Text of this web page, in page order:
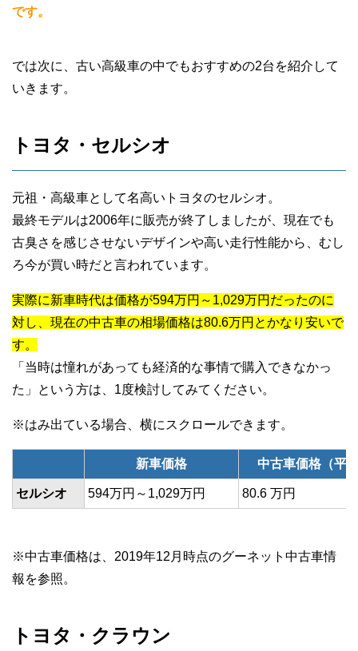
です。
では次に、古い高級車の中でもおすすめの2台を紹介して
いきます。
トヨタ・セルシオ
元祖・高級車として名高いトヨタのセルシオ。
最終モデルは2006年に販売が終了しましたが、現在でも
古臭さを感じさせないデザインや高い走行性能から、むし
ろ今が買い時だと言われています。
実際に新車時代は価格が594万円～1,029万円だったのに
対し、現在の中古車の相場価格は80.6万円とかなり安いで
す。
「当時は憧れがあっても経済的な事情で購入できなかっ
た」という方は、1度検討してみてください。
新車価格 中古車価格（平
セルシオ 594万円～1,029万円 80.6 万円
※中古車価格は、2019年12月時点のグーネット中古車情
報を参照。
トヨタ・クラウン